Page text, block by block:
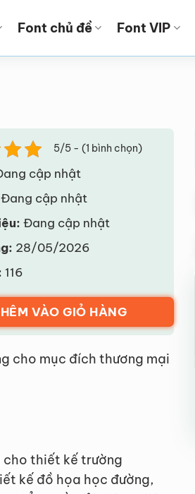
Font chủ đề Font VIP
5/5 - (1 bình chọn)
cập nhật
Đang cập nhật
Đang cập nhật
28/05/2026
116
VÀO GIỎ HÀNG
cho mục đích thương mại
cho thiết kế trường
kế đồ họa học đường,